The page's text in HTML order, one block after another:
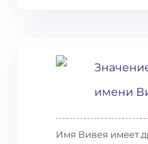
имени
Имя Вивея имеет